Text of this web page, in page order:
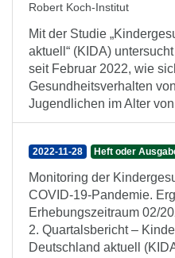
Robert Koch-Institut
Mit der Studie
aktuell“ (KIDA)
seit Februar 2022, wie
Gesundheitsverhalten
Jugendlichen im Alter
2022-11-28 Heft oder
Monitoring der
COVID-19-Pandemie.
Erhebungszeitraum 02/
2. Quartalsbericht –
Deutschland aktuell